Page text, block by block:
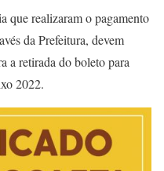
que realizaram o pagamento
da Prefeitura, devem
a retirada do boleto para
2022.